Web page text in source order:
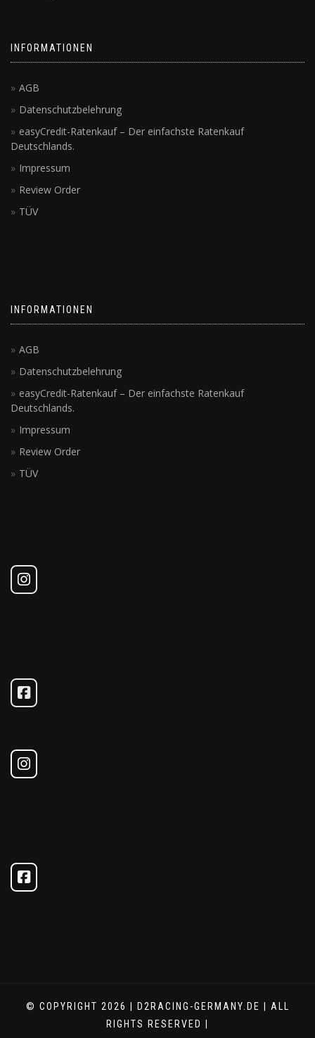
INFORMATIONEN
AGB
Datenschutzbelehrung
easyCredit-Ratenkauf – Der einfachste Ratenkauf
Deutschlands.
Impressum
Review Order
TÜV
INFORMATIONEN
AGB
Datenschutzbelehrung
easyCredit-Ratenkauf – Der einfachste Ratenkauf
Deutschlands.
Impressum
Review Order
TÜV
© COPYRIGHT 2026 | D2RACING-GERMANY.DE | ALL
RIGHTS RESERVED |